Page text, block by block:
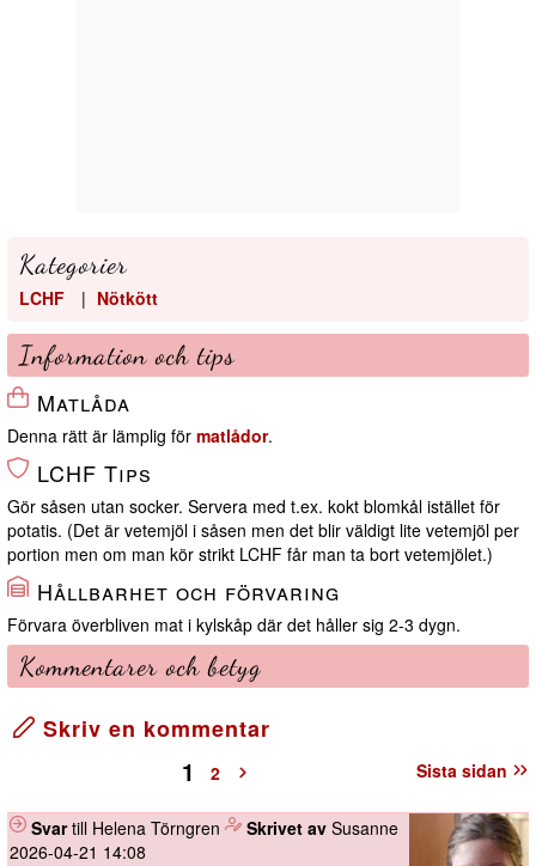
Kategorier
LCHF | Nötkött
Information och tips
Matlåda
Denna rätt är lämplig för matlådor.
LCHF Tips
Gör såsen utan socker. Servera med t.ex. kokt blomkål istället för
potatis. (Det är vetemjöl i såsen men det blir väldigt lite vetemjöl per
portion men om man kör strikt LCHF får man ta bort vetemjölet.)
Hållbarhet och förvaring
Förvara överbliven mat i kylskåp där det håller sig 2-3 dygn.
Kommentarer och betyg
Skriv en kommentar
Sista sidan
1 2
Svartill Helena Törngren Skrivet av Susanne
2026-04-21 14:08